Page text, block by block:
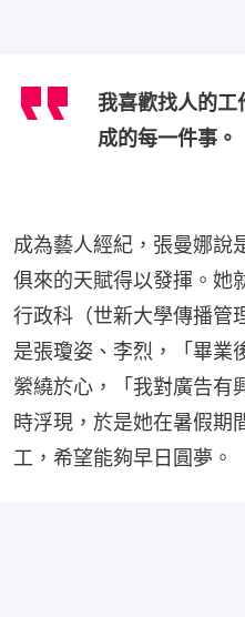
我喜歡找人的工
成的每一件事。
成為藝人經紀，張曼娜說
俱來的天賦得以發揮。她
行政科（世新大學傳播管
是張瓊姿、李烈，「畢業
縈繞於心，「我對廣告有
時浮現，於是她在暑假期
工，希望能夠早日圓夢。